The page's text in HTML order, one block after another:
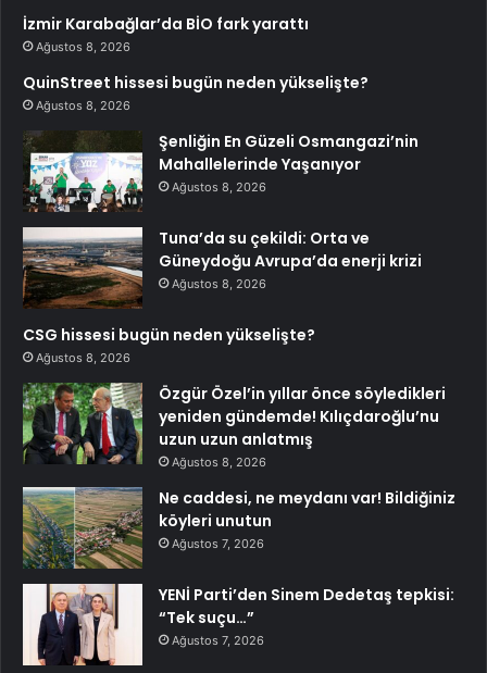
İzmir Karabağlar’da BİO fark yarattı
Ağustos 8, 2026
QuinStreet hissesi bugün neden yükselişte?
Ağustos 8, 2026
Şenliğin En Güzeli Osmangazi’nin
Mahallelerinde Yaşanıyor
Ağustos 8, 2026
Tuna’da su çekildi: Orta ve
Güneydoğu Avrupa’da enerji krizi
Ağustos 8, 2026
CSG hissesi bugün neden yükselişte?
Ağustos 8, 2026
Özgür Özel’in yıllar önce söyledikleri
yeniden gündemde! Kılıçdaroğlu’nu
uzun uzun anlatmış
Ağustos 8, 2026
Ne caddesi, ne meydanı var! Bildiğiniz
köyleri unutun
Ağustos 7, 2026
YENİ Parti’den Sinem Dedetaş tepkisi:
“Tek suçu…”
Ağustos 7, 2026